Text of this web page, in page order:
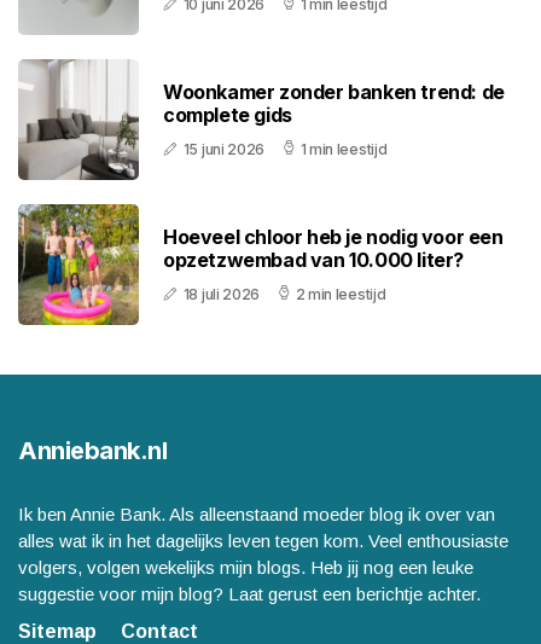
10 juni 2026 1 min leestijd
Woonkamer zonder banken trend: de
complete gids
15 juni 2026 1 min leestijd
Hoeveel chloor heb je nodig voor een
opzetzwembad van 10.000 liter?
18 juli 2026 2 min leestijd
Anniebank.nl
Ik ben Annie Bank. Als alleenstaand moeder blog ik over van
alles wat ik in het dagelijks leven tegen kom. Veel enthousiaste
volgers, volgen wekelijks mijn blogs. Heb jij nog een leuke
suggestie voor mijn blog? Laat gerust een berichtje achter.
Sitemap
Contact